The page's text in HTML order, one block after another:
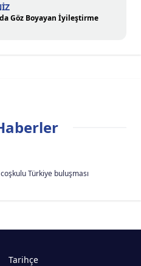
Göz Boyayan İyileştirme
Türkiye buluşması
Tarihçe